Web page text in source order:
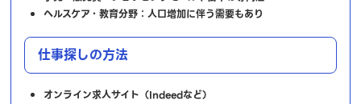
ヘルスケア・教育分野：人口増加に伴う需要もあり
仕事探しの方法
オンライン求人サイト（Indeedなど）